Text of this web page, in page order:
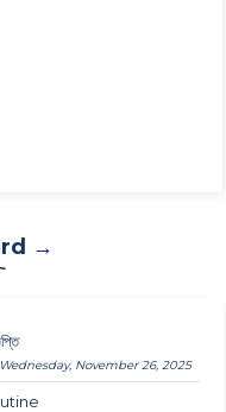
→
Wednesday, November 26, 2025